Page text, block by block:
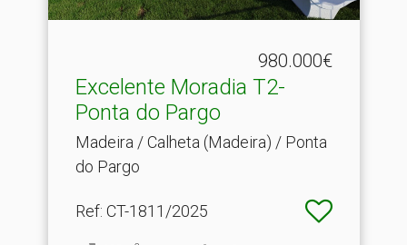
980.000€
Excelente Moradia T2-
Ponta do Pargo
Madeira / Calheta (Madeira) / Ponta
do Pargo
Ref: CT-1811/2025